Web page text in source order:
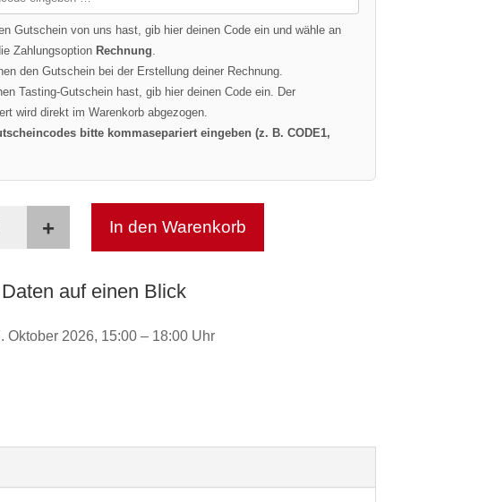
Gutschein von uns hast, gib hier deinen Code ein und wähle an
Zahlungsoption Rechnung.
den Gutschein bei der Erstellung deiner Rechnung.
Tasting-Gutschein hast, gib hier deinen Code ein. Der
wird direkt im Warenkorb abgezogen.
bitte kommasepariert eingeben (z. B. CODE1,
+ In den Warenkorb
auf einen Blick
Oktober 2026, 15:00 – 18:00 Uhr